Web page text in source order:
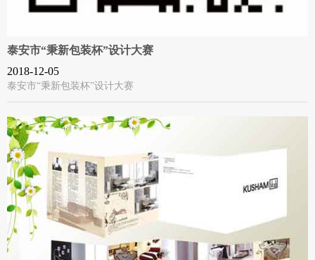
泰安市“秉新包装杯”设计大赛
2018-12-05
泰安市“秉新包装杯”设计大赛